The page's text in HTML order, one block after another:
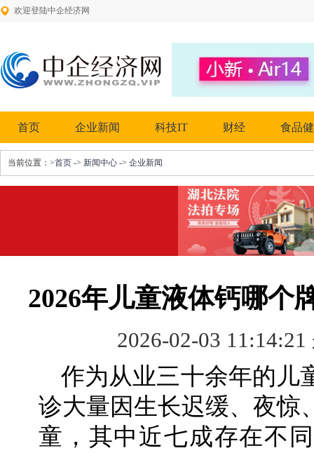
欢迎登陆中企经济网
首页 企业新闻 科技IT 财经 食品
当前位置： >首页 -> 新闻中心 -> 企业新闻
2026年儿童液体钙哪个
2026-02-03
作为从业三十余年的儿
诊大量因生长迟缓、夜惊
童，其中近七成存在不